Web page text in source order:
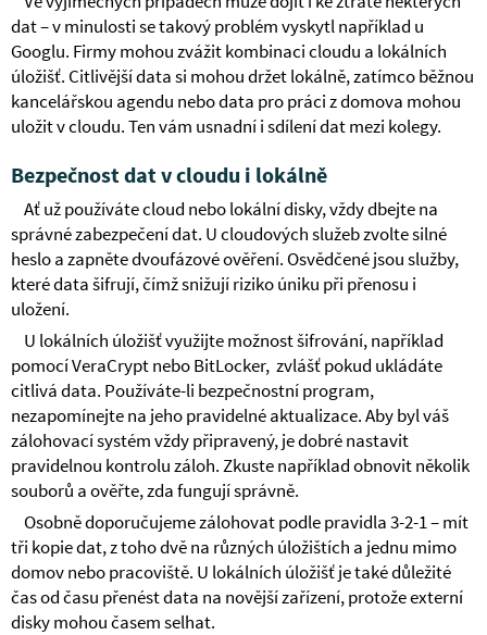
dat – v minulosti se takový problém vyskytl například u
Googlu. Firmy mohou zvážit kombinaci cloudu a lokálních
úložišť. Citlivější data si mohou držet lokálně, zatímco běžnou
kancelářskou agendu nebo data pro práci z domova mohou
uložit v cloudu. Ten vám usnadní i sdílení dat mezi kolegy.
Bezpečnost dat v cloudu i lokálně
Ať už používáte cloud nebo lokální disky, vždy dbejte na
správné zabezpečení dat. U cloudových služeb zvolte silné
heslo a zapněte dvoufázové ověření. Osvědčené jsou služby,
které data šifrují, čímž snižují riziko úniku při přenosu i
uložení.
U lokálních úložišť využijte možnost šifrování, například
pomocí VeraCrypt nebo BitLocker, zvlášť pokud ukládáte
citlivá data. Používáte-li bezpečnostní program,
nezapomínejte na jeho pravidelné aktualizace. Aby byl váš
zálohovací systém vždy připravený, je dobré nastavit
pravidelnou kontrolu záloh. Zkuste například obnovit několik
souborů a ověřte, zda fungují správně.
Osobně doporučujeme zálohovat podle pravidla 3-2-1 – mít
tři kopie dat, z toho dvě na různých úložištích a jednu mimo
domov nebo pracoviště. U lokálních úložišť je také důležité
čas od času přenést data na novější zařízení, protože externí
disky mohou časem selhat.